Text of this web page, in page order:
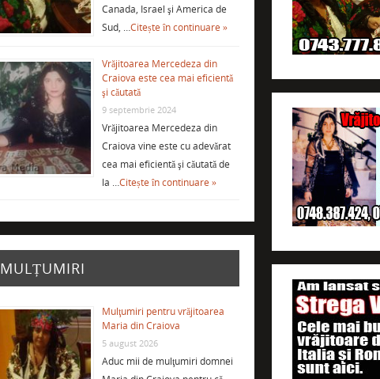
Canada, Israel şi America de
Sud, …Citește în continuare »
Vrăjitoarea Mercedeza din
Craiova este cea mai eficientă
şi căutată
9 septembrie 2024
Vrăjitoarea Mercedeza din
Craiova vine este cu adevărat
cea mai eficientă şi căutată de
la …Citește în continuare »
MULȚUMIRI
Mulţumiri pentru vrăjitoarea
Maria din Craiova
5 august 2026
Aduc mii de mulţumiri domnei